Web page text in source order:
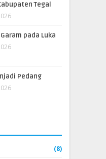
Tegal
pada Luka
Pedang
(8)